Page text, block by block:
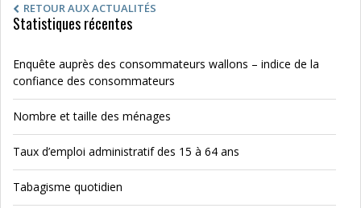
RETOUR AUX ACTUALITÉS
Statistiques récentes
Enquête auprès des consommateurs wallons – indice de la
confiance des consommateurs
Nombre et taille des ménages
Taux d’emploi administratif des 15 à 64 ans
Tabagisme quotidien